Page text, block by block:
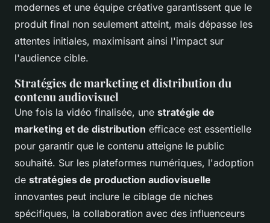
modernes et une équipe créative garantissent que le
produit final non seulement atteint, mais dépasse les
attentes initiales, maximisant ainsi l'impact sur
l'audience cible.
Stratégies de marketing et distribution du
contenu audiovisuel
Une fois la vidéo finalisée, une stratégie de
marketing et de distribution efficace est essentielle
pour garantir que le contenu atteigne le public
souhaité. Sur les plateformes numériques, l'adoption
de stratégies de production audiovisuelle
innovantes peut inclure le ciblage de niches
spécifiques, la collaboration avec des influenceurs